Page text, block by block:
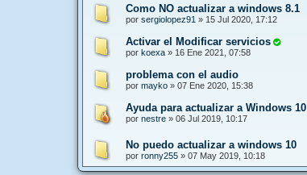
Como NO actualizar a windows 8.1
por sergiolopez91 » 15 Jul 2020, 17:12
Activar el Modificar servicios
por koexa » 16 Ene 2021, 07:58
problema con el audio
por mayko » 07 Ene 2020, 15:38
Ayuda para actualizar a Windows 10
por nestre » 06 Jul 2019, 10:17
No puedo actualizar a windows 10
por ronny255 » 07 May 2019, 10:18